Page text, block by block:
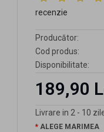
recenzie
Producător:
Cod produs:
Disponibilitate:
189,90
Livrare in 2 - 10
ALEGE MARIMEA